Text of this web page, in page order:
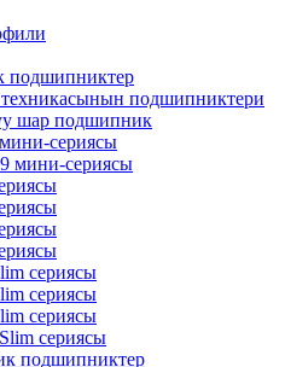
подшипниктер
подшипниктери
шар подшипник
сериясы
мини-сериясы
сериясы
сериясы
сериясы
сериясы
подшипниктер